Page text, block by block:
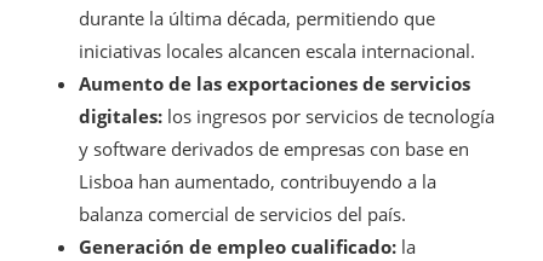
durante la última década, permitiendo que
iniciativas locales alcancen escala internacional.
Aumento de las exportaciones de servicios
digitales: los ingresos por servicios de tecnología
y software derivados de empresas con base en
Lisboa han aumentado, contribuyendo a la
balanza comercial de servicios del país.
Generación de empleo cualificado: la